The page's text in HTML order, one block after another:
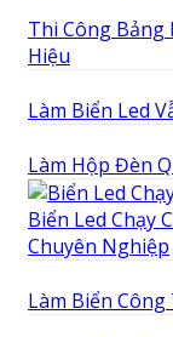
Thi Công
Hiệu
Làm Biển Led
Làm Hộp Đèn
Biển Led Chạy
Chuyên Nghiệp
Làm Biển